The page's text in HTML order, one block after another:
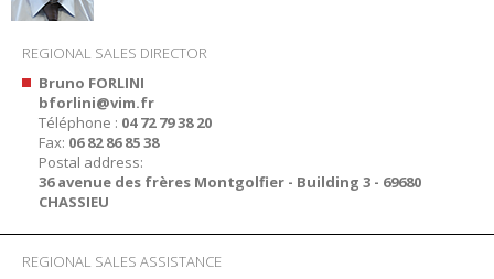
REGIONAL SALES DIRECTOR
Bruno FORLINI
bforlini@vim.fr
Téléphone : 04 72 79 38 20
Fax: 06 82 86 85 38
Postal address:
36 avenue des frères Montgolfier - Building 3 - 69680
CHASSIEU
REGIONAL SALES ASSISTANCE